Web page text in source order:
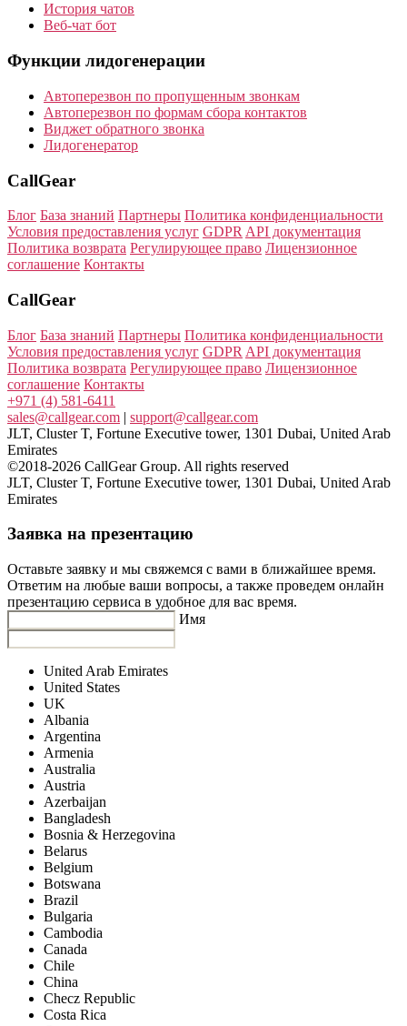
История чатов
Веб-чат бот
Функции лидогенерации
Автоперезвон по пропущенным звонкам
Автоперезвон по формам сбора контактов
Виджет обратного звонка
Лидогенератор
CallGear
Блог База знаний Партнеры Политика конфиденциальности
Условия предоставления услуг GDPR API документация
Политика возврата Регулирующее право Лицензионное
соглашение Контакты
CallGear
Блог База знаний Партнеры Политика конфиденциальности
Условия предоставления услуг GDPR API документация
Политика возврата Регулирующее право Лицензионное
соглашение Контакты
+971 (4) 581-6411
sales@callgear.com | support@callgear.com
JLT, Cluster T, Fortune Executive tower, 1301 Dubai, United Arab
Emirates
©2018-2026 CallGear Group. All rights reserved
JLT, Cluster T, Fortune Executive tower, 1301 Dubai, United Arab
Emirates
Заявка на презентацию
Оставьте заявку и мы свяжемся с вами в ближайшее время.
Ответим на любые ваши вопросы, а также проведем онлайн
презентацию сервиса в удобное для вас время.
Имя
United Arab Emirates
United States
UK
Albania
Argentina
Armenia
Australia
Austria
Azerbaijan
Bangladesh
Bosnia & Herzegovina
Belarus
Belgium
Botswana
Brazil
Bulgaria
Cambodia
Canada
Chile
China
Checz Republic
Costa Rica